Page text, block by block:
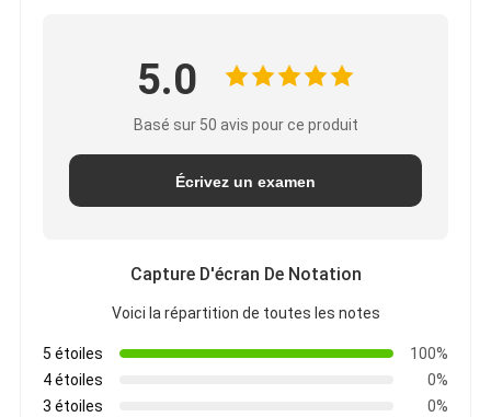
5.0
Basé sur 50 avis pour ce produit
Écrivez un examen
Capture D'écran De Notation
Voici la répartition de toutes les notes
5 étoiles
100%
4 étoiles
0%
3 étoiles
0%